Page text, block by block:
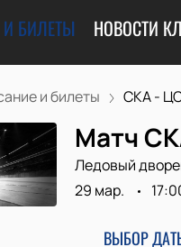
БИЛЕТЫ НОВОСТИ
и билеты СКА -
Матч
Ледовый
29 мар.
ВЫБОР